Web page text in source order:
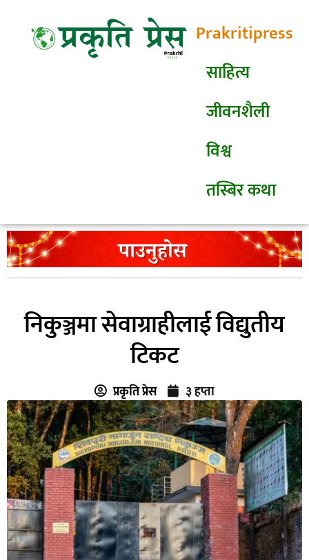
Prakritipress
साहित्य
जीवनशैली
विश्व
तस्बिर कथा
निकुञ्जमा सेवाग्राहीलाई विद्युतीय
टिकट
प्रकृति प्रेस ३ हप्ता